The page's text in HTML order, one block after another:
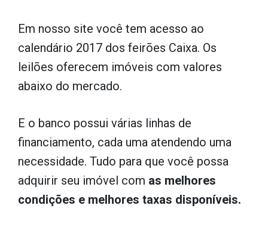
Em nosso site você tem acesso ao
calendário 2017 dos feirões Caixa. Os
leilões oferecem imóveis com valores
abaixo do mercado.
E o banco possui várias linhas de
financiamento, cada uma atendendo uma
necessidade. Tudo para que você possa
adquirir seu imóvel com as melhores
condições e melhores taxas disponíveis.